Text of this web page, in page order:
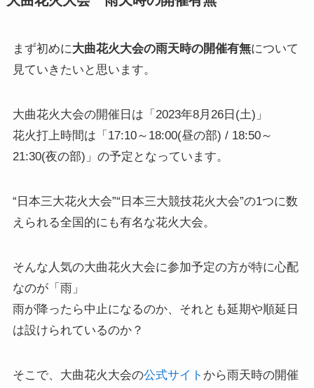
まず初めに大曲花火大会の雨天時の開催有無について
見ていきたいと思います。
大曲花火大会の開催日は「2023年8月26日(土)」
花火打上時間は「17:10～18:00(昼の部) / 18:50～
21:30(夜の部)」の予定となっています。
“日本三大花火大会”“日本三大競技花火大会”の1つに数
えられる全国的にも有名な花火大会。
そんな人気の大曲花火大会に参加予定の方が特に心配
なのが「雨」
雨が降ったら中止になるのか、それとも延期や順延日
は設けられているのか？
そこで、大曲花火大会の公式サイト から雨天時の開催